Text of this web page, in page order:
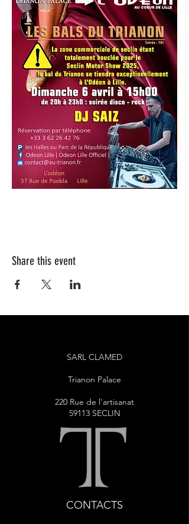
Share this event
SARL CLAMED
Trianon Palace
220 Rue de l'artisanat
59113 SECLIN
CONTACTS